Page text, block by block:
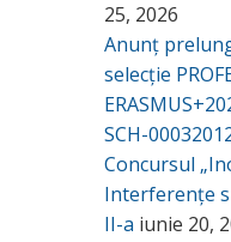
25, 2026
Anunț
selecție
SCH-
Concursul
Interferențe
II-a iunie 20,